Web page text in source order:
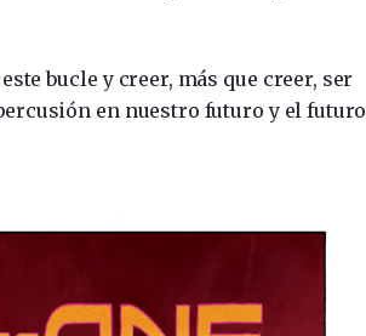
bucle y creer, más que creer, ser
en nuestro futuro y el futuro